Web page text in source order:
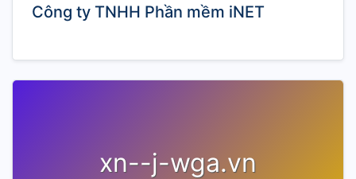
Công ty TNHH Phần mềm iNET
xn--j-wga.vn